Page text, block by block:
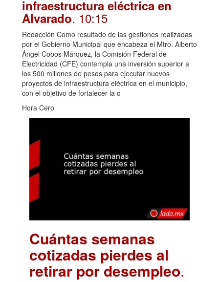
infraestructura eléctrica en
Alvarado. 10:15
Redacción Como resultado de las gestiones realizadas
por el Gobierno Municipal que encabeza el Mtro. Alberto
Ángel Cobos Márquez, la Comisión Federal de
Electricidad (CFE) contempla una inversión superior a
los 500 millones de pesos para ejecutar nuevos
proyectos de infraestructura eléctrica en el municipio,
con el objetivo de fortalecer la c
Hora Cero
Cuántas semanas
cotizadas pierdes al
retirar por desempleo.